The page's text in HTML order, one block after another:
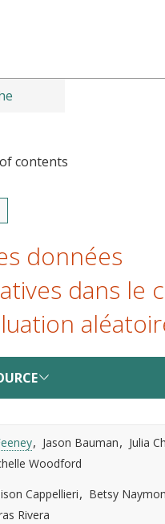
contents
données
dans le
Jason Bauman
Julia
Woodford
Cappellieri
Betsy Naymon
Rivera